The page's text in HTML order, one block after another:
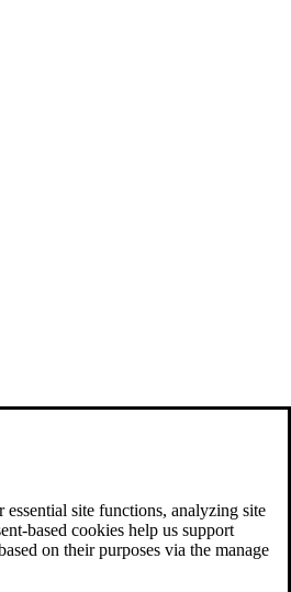
site functions, analyzing site
based cookies help us support
on their purposes via the manage